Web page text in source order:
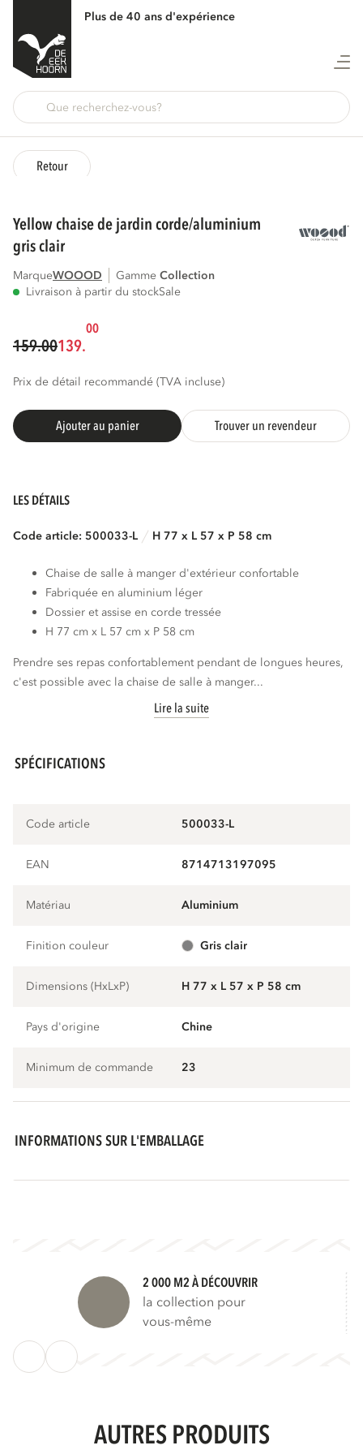
Plus de 40 ans d'expérience
Retour
yellow chaise de jardin corde/aluminium
gris clair
MarqueWOOOD Gamme
collection
Livraison à partir du stockSale
159.00139.
00
Prix de détail recommandé (TVA incluse)
Ajouter au panier Trouver un revendeur
LES DÉTAILS
Code article: 500033-L H 77 x L 57 x P 58 cm
Chaise de salle à manger d'extérieur confortable
Fabriquée en aluminium léger
Dossier et assise en corde tressée
H 77 cm x L 57 cm x P 58 cm
Prendre ses repas confortablement pendant de longues heures,
c'est possible avec la chaise de salle à manger...
Lire la suite
SPÉCIFICATIONS
Code article 500033-L
EAN 8714713197095
Matériau aluminium
Finition couleur gris clair
Dimensions (HxLxP) H 77 x L 57 x P 58 cm
Pays d'origine Chine
Minimum de commande 23
INFORMATIONS SUR L'EMBALLAGE
2 000 M2 À DÉCOUVRIR
la collection pour
vous-même
AUTRES PRODUITS